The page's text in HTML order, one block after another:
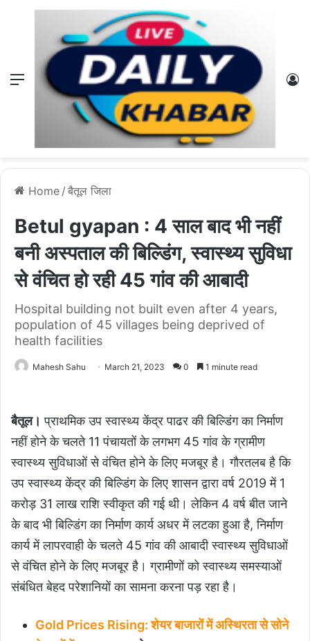
Menu
Home / बैतूल जिला
Betul gyapan : 4 साल बाद भी नहीं
बनी अस्पताल की बिल्डिंग, स्वास्थ्य सुविधा
से वंचित हो रही 45 गांव की आबादी
Hospital building not built even after 4 years,
population of 45 villages being deprived of
health facilities
Mahesh Sahu March 21, 2023 0 1 minute read
बैतूल। प्राथमिक उप स्वास्थ्य केंद्र पाढर की बिल्डिंग का निर्माण
नहीं होने के चलते 11 पंचायतों के लगभग 45 गांव के ग्रामीण
स्वास्थ्य सुविधाओं से वंचित होने के लिए मजबूर है। गौरतलब है कि
उप स्वास्थ्य केंद्र की बिल्डिंग के लिए शासन द्वारा वर्ष 2019 में 1
करोड़ 31 लाख राशि स्वीकृत की गई थी। लेकिन 4 वर्ष बीत जाने
के बाद भी बिल्डिंग का निर्माण कार्य अधर में लटका हुआ है, निर्माण
कार्य में लापरवाही के चलते 45 गांव की आबादी स्वास्थ्य सुविधाओं
से वंचित होने के लिए मजबूर है। ग्रामीणों को स्वास्थ्य समस्याओं
संबंधित बेहद परेशानियों का सामना करना पड़ रहा है।
Gold Prices Rising: शेयर बाजारों में अस्थिरता से सोने